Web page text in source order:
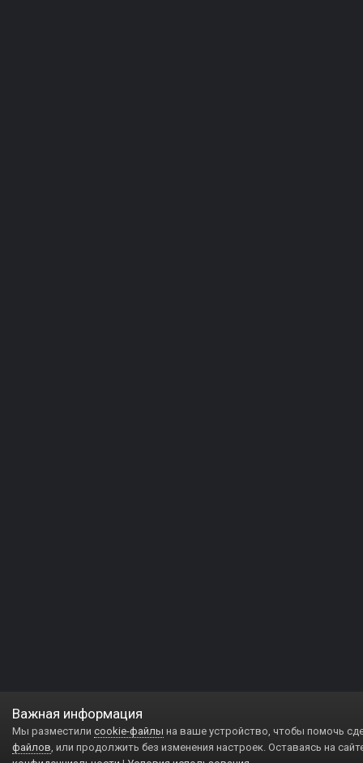
Важная информация
Мы разместили cookie-файлы на ваше устройство, чтобы помочь
файлов, или продолжить без изменения настроек. Оставаясь на